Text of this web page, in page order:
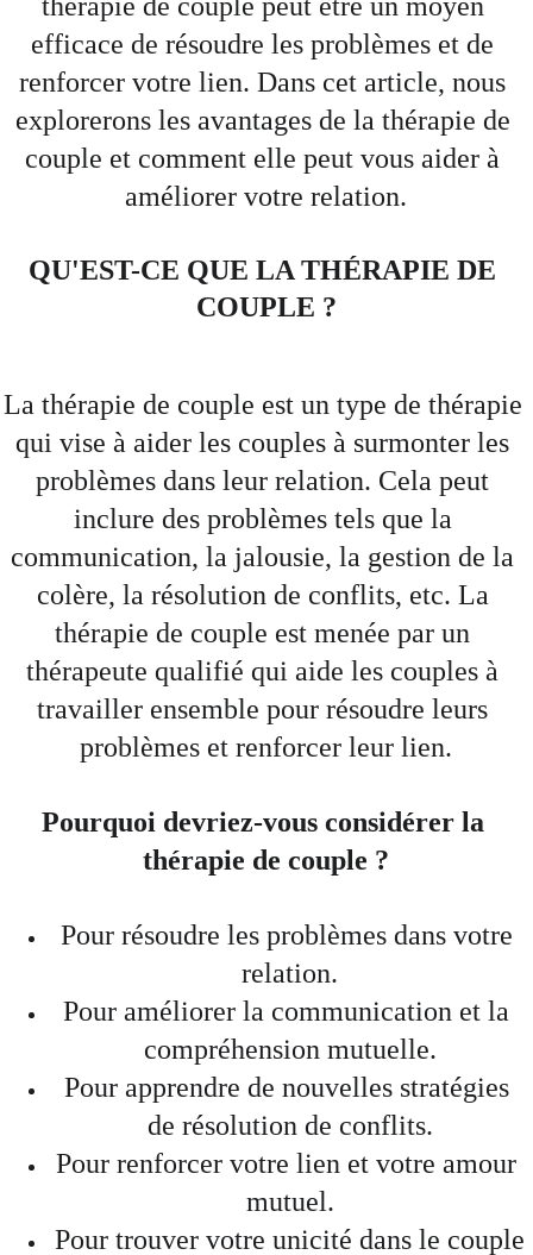
efficace de résoudre les problèmes et de
renforcer votre lien. Dans cet article, nous
explorerons les avantages de la thérapie de
couple et comment elle peut vous aider à
améliorer votre relation.
QU'EST-CE QUE LA THÉRAPIE DE
COUPLE ?
La thérapie de couple est un type de thérapie
qui vise à aider les couples à surmonter les
problèmes dans leur relation. Cela peut
inclure des problèmes tels que la
communication, la jalousie, la gestion de la
colère, la résolution de conflits, etc. La
thérapie de couple est menée par un
thérapeute qualifié qui aide les couples à
travailler ensemble pour résoudre leurs
problèmes et renforcer leur lien.
Pourquoi devriez-vous considérer la
thérapie de couple ?
Pour résoudre les problèmes dans votre
relation.
Pour améliorer la communication et la
compréhension mutuelle.
Pour apprendre de nouvelles stratégies
de résolution de conflits.
Pour renforcer votre lien et votre amour
mutuel.
Pour trouver votre unicité dans le couple